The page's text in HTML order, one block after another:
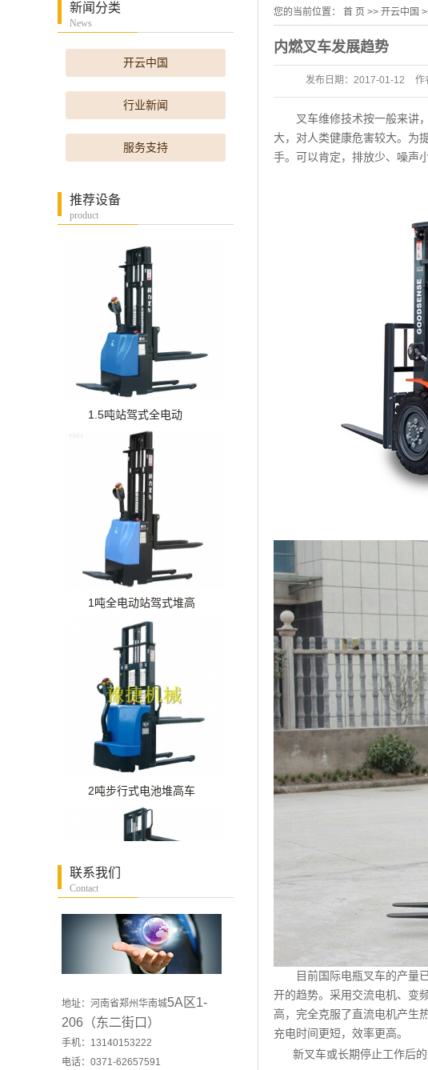
新闻分类
News
开云中国
行业新闻
服务支持
推荐设备
product
1.5吨站驾式全电动
1吨全电动站驾式堆高
2吨步行式电池堆高车
联系我们
Contact
地址：河南省郑州华南城5A区1-
206（东二街口）
手机：13140153222
电话：0371-62657591
您的当前位置： 首 页 >> 开云中国
内燃叉车发展趋势
发布日期： 2017-01-12 作
叉车维修技术按一般来讲，
大，对人类健康危害较大。为
手。可以肯定，排放少、噪声
目前国际电瓶叉车的产量已
开的趋势。采用交流电机、变
高，完全克服了直流电机产生
充电时间更短，效率更高。
新叉车或长期停止工作后的